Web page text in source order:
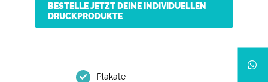
BESTELLE JETZT DEINE INDIVIDUELLEN
DRUCKPRODUKTE
Plakate